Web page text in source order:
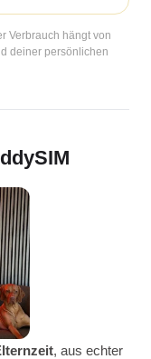
Verbrauch hängt von
deiner persönlichen
, aus echter